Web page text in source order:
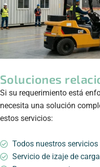
Soluciones
Si su requerimiento está
necesita una solución
estos servicios:
Todos nuestros servicios
Servicio de izaje de